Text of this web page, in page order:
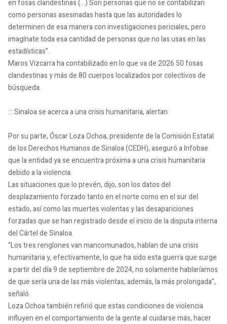
en fosas clandestinas (…) Son personas que no se contabilizan
como personas asesinadas hasta que las autoridades lo
determinen de esa manera con investigaciones periciales, pero
imagínate toda esa cantidad de personas que no las usas en las
estadísticas”.
Maros Vizcarra ha contabilizado en lo que va de 2026 50 fosas
clandestinas y más de 80 cuerpos localizados por colectivos de
búsqueda.
::: Sinaloa se acerca a una crisis humanitaria, alertan
Por su parte, Óscar Loza Ochoa, presidente de la Comisión Estatal
de los Derechos Humanos de Sinaloa (CEDH), aseguró a Infobae
que la entidad ya se encuentra próxima a una crisis humanitaria
debido a la violencia.
Las situaciones que lo prevén, dijo, son los datos del
desplazamiento forzado tanto en el norte como en el sur del
estado, así como las muertes violentas y las desapariciones
forzadas que se han registrado desde el inicio de la disputa interna
del Cártel de Sinaloa.
“Los tres renglones van mancomunados, hablan de una crisis
humanitaria y, efectivamente, lo que ha sido esta guerra que surge
a partir del día 9 de septiembre de 2024, no solamente hablaríamos
de que sería una de las más violentas, además, la más prolongada”,
señaló.
Loza Ochoa también refirió que estas condiciones de violencia
influyen en el comportamiento de la gente al cuidarse más, hacer